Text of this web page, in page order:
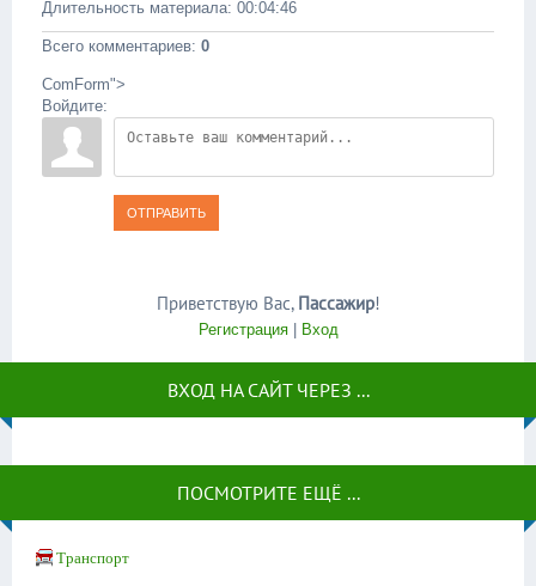
Длительность материала: 00:04:46
Всего комментариев: 0
ComForm">
Войдите:
ОТПРАВИТЬ
Приветствую Вас, Пассажир!
Регистрация| Вход
ВХОД НА САЙТ ЧЕРЕЗ ...
ПОСМОТРИТЕ ЕЩЁ ...
Транспорт